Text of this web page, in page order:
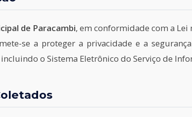
de Paracambi, em conformidade com a Lei
se a proteger a privacidade e a
o Sistema Eletrônico do Serviço de